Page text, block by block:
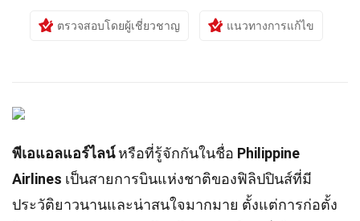
ตรวจสอบโดยผู้เชี่ยวชาญ แนวทางการแก้ไข
พีเอแอลแอร์ไลน์หรือที่รู้จักกันในชื่อ Philippine
Airlines เป็นสายการบินแห่งชาติของฟิลิปปินส์ที่มี
ประวัติยาวนานและน่าสนใจมากมาย ตั้งแต่การก่อตั้ง